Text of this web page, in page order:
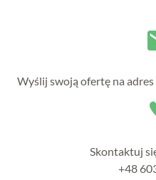
Wyślij swoją ofertę na
Skontaktuj
+48